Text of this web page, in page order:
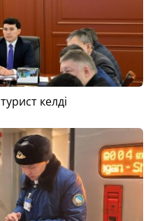
келді